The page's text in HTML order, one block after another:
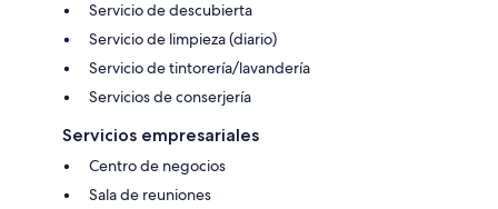
Servicio de descubierta
Servicio de limpieza (diario)
Servicio de tintorería/lavandería
Servicios de conserjería
Servicios empresariales
Centro de negocios
Sala de reuniones